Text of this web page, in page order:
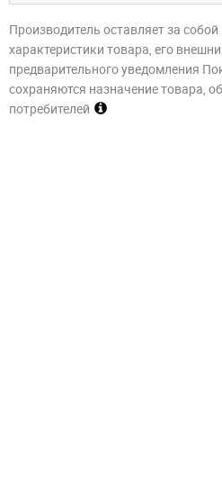
Производитель оставляет за
характеристики товара, его
предварительного уведомления
сохраняются назначение товара,
потребителей